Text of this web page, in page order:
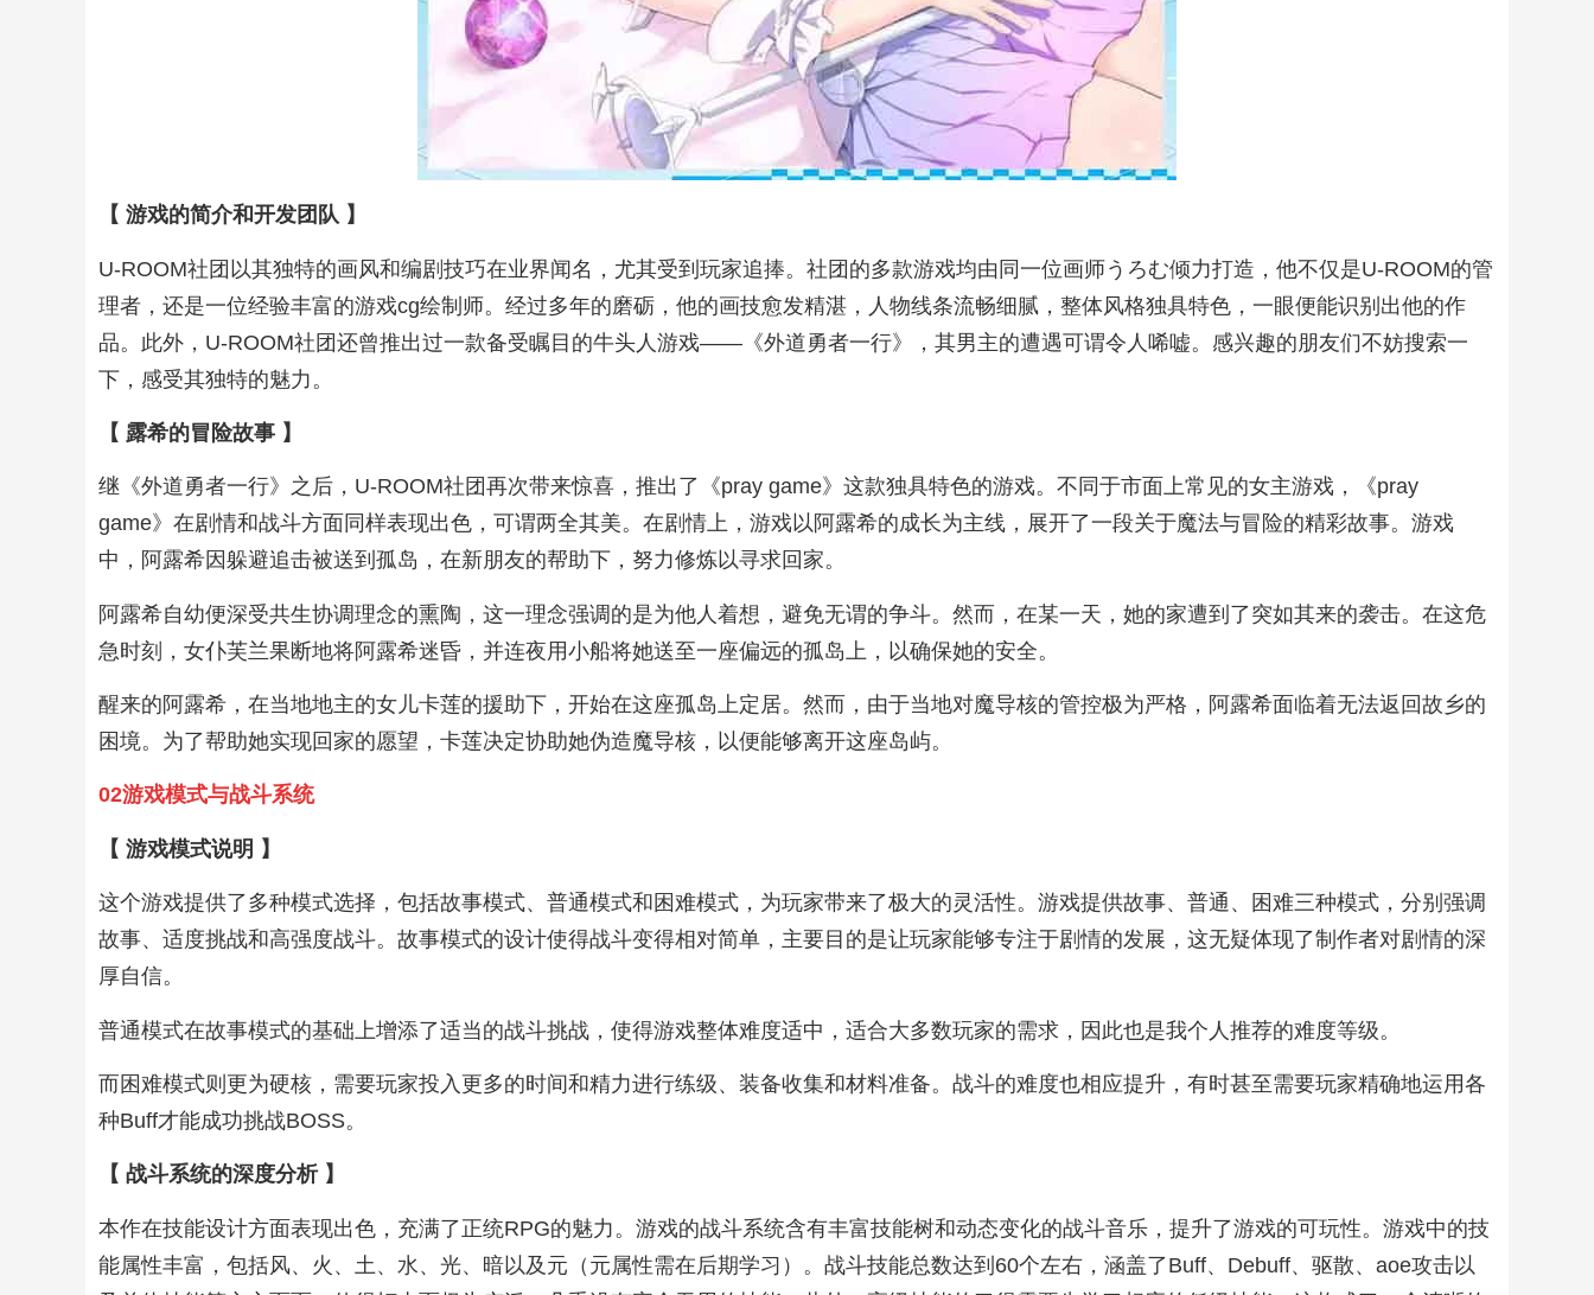
【 游戏的简介和开发团队 】
U-ROOM社团以其独特的画风和编剧技巧在业界闻名，尤其受到玩家追捧。社团的多款游戏均由同一位画师うろむ倾力打造，他不仅是U-ROOM的管
理者，还是一位经验丰富的游戏cg绘制师。经过多年的磨砺，他的画技愈发精湛，人物线条流畅细腻，整体风格独具特色，一眼便能识别出他的作
品。此外，U-ROOM社团还曾推出过一款备受瞩目的牛头人游戏——《外道勇者一行》，其男主的遭遇可谓令人唏嘘。感兴趣的朋友们不妨搜索一
下，感受其独特的魅力。
【 露希的冒险故事 】
继《外道勇者一行》之后，U-ROOM社团再次带来惊喜，推出了《pray game》这款独具特色的游戏。不同于市面上常见的女主游戏，《pray
game》在剧情和战斗方面同样表现出色，可谓两全其美。在剧情上，游戏以阿露希的成长为主线，展开了一段关于魔法与冒险的精彩故事。游戏
中，阿露希因躲避追击被送到孤岛，在新朋友的帮助下，努力修炼以寻求回家。
阿露希自幼便深受共生协调理念的熏陶，这一理念强调的是为他人着想，避免无谓的争斗。然而，在某一天，她的家遭到了突如其来的袭击。在这危
急时刻，女仆芙兰果断地将阿露希迷昏，并连夜用小船将她送至一座偏远的孤岛上，以确保她的安全。
醒来的阿露希，在当地地主的女儿卡莲的援助下，开始在这座孤岛上定居。然而，由于当地对魔导核的管控极为严格，阿露希面临着无法返回故乡的
困境。为了帮助她实现回家的愿望，卡莲决定协助她伪造魔导核，以便能够离开这座岛屿。
02游戏模式与战斗系统
【 游戏模式说明 】
这个游戏提供了多种模式选择，包括故事模式、普通模式和困难模式，为玩家带来了极大的灵活性。游戏提供故事、普通、困难三种模式，分别强调
故事、适度挑战和高强度战斗。故事模式的设计使得战斗变得相对简单，主要目的是让玩家能够专注于剧情的发展，这无疑体现了制作者对剧情的深
厚自信。
普通模式在故事模式的基础上增添了适当的战斗挑战，使得游戏整体难度适中，适合大多数玩家的需求，因此也是我个人推荐的难度等级。
而困难模式则更为硬核，需要玩家投入更多的时间和精力进行练级、装备收集和材料准备。战斗的难度也相应提升，有时甚至需要玩家精确地运用各
种Buff才能成功挑战BOSS。
【 战斗系统的深度分析 】
本作在技能设计方面表现出色，充满了正统RPG的魅力。游戏的战斗系统含有丰富技能树和动态变化的战斗音乐，提升了游戏的可玩性。游戏中的技
能属性丰富，包括风、火、土、水、光、暗以及元（元属性需在后期学习）。战斗技能总数达到60个左右，涵盖了Buff、Debuff、驱散、aoe攻击以